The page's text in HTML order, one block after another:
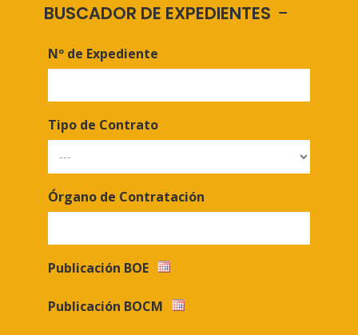
BUSCADOR DE EXPEDIENTES
Nº de Expediente
Tipo de Contrato
Órgano de Contratación
Publicación BOE
Publicación BOCM